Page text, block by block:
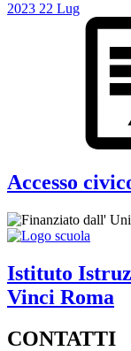
2023 22 Lug
Accesso
Istituto
Vinci Roma
CONTATTI